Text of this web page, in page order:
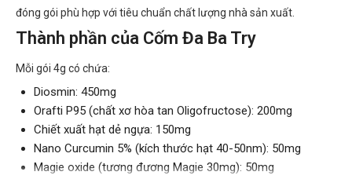
đóng gói phù hợp với tiêu chuẩn chất lượng nhà sản xuất.
Thành phần của Cốm Đa Ba Try
Mỗi gói 4g có chứa:
Diosmin: 450mg
Orafti P95 (chất xơ hòa tan Oligofructose): 200mg
Chiết xuất hạt dẻ ngựa: 150mg
Nano Curcumin 5% (kích thước hạt 40-50nm): 50mg
Magie oxide (tương đương Magie 30mg): 50mg